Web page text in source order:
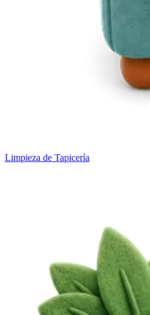
Limpieza de Tapicería